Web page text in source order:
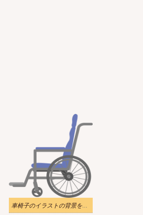
車椅子のイラストの背景をダウンロード